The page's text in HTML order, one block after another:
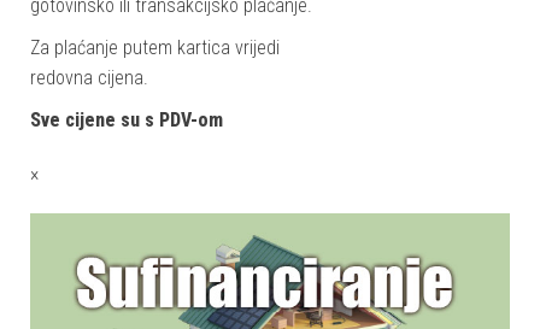
gotovinsko ili transakcijsko plaćanje.
Za plaćanje putem kartica vrijedi
redovna cijena.
Sve cijene su s PDV-om
×